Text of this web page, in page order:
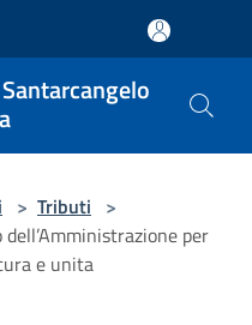
> Tributi >
per
e unita